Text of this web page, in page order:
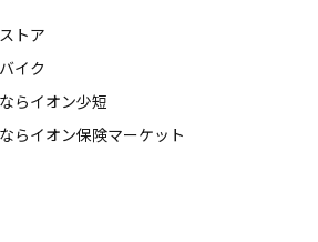
トア
イク
らイオン少短
らイオン保険マーケット